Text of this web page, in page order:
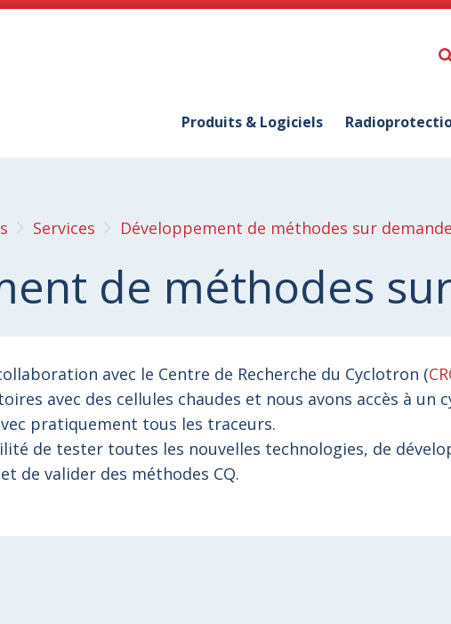
Produits & Logiciels
Services Développement de méthodes sur demande
de méthodes
avec le Centre de Recherche du Cyclotron (
avec des cellules chaudes et nous avons accès à un
pratiquement tous les traceurs.
de tester toutes les nouvelles technologies, de
de valider des méthodes CQ.